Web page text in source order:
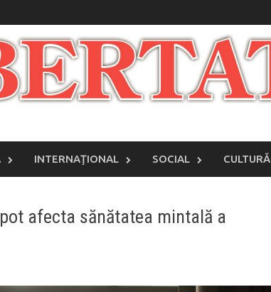
INTERNAŢIONAL SOCIAL CULTURĂ
afecta sănătatea mintală a